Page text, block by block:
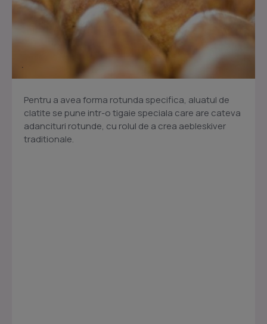
Pentru a avea forma rotunda specifica, aluatul de
clatite se pune intr-o tigaie speciala care are cateva
adancituri rotunde, cu rolul de a crea aebleskiver
traditionale.